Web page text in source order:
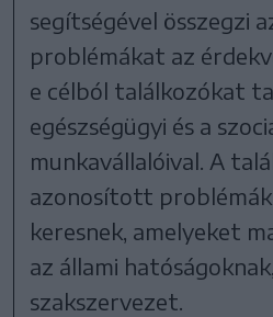
segítségével összegzi
problémákat az
e célból találkozókat
egészségügyi és a
munkavállalóival. A
azonosított
keresnek, amelyeket
az állami
szakszervezet.